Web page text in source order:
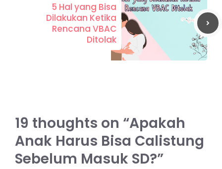
5 Hal yang Bisa
Dilakukan Ketika
Rencana VBAC
Ditolak
19 thoughts on “Apakah
Anak Harus Bisa Calistung
Sebelum Masuk SD?”